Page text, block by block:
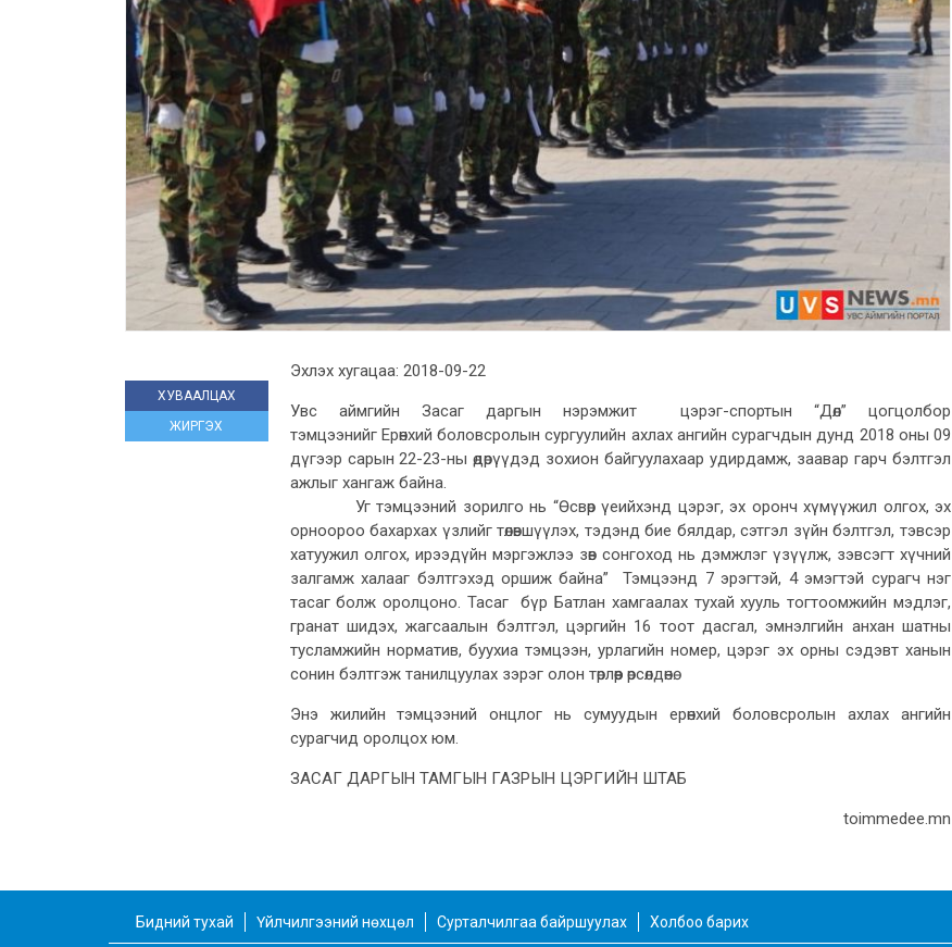
ХУВААЛЦАХ
ЖИРГЭХ
Эхлэх хугацаа: 2018-09-22
Увс аймгийн Засаг даргын нэрэмжит цэрэг-спортын “Дөл” цогцолбор
тэмцээнийг Ерөнхий боловсролын сургуулийн ахлах ангийн сурагчдын дунд 2018 оны 09
дүгээр сарын 22-23-ны өдөрүүдэд зохион байгуулахаар удирдамж, заавар гарч бэлтгэл
ажлыг хангаж байна.
Уг тэмцээний зорилго нь “Өсвөр үеийхэнд цэрэг, эх оронч хүмүүжил олгох, эх
орноороо бахархах үзлийг төлөвшүүлэх, тэдэнд бие бялдар, сэтгэл зүйн бэлтгэл, тэвсэр
хатуужил олгох, ирээдүйн мэргэжлээ зөв сонгоход нь дэмжлэг үзүүлж, зэвсэгт хүчний
залгамж халааг бэлтгэхэд оршиж байна” Тэмцээнд 7 эрэгтэй, 4 эмэгтэй сурагч нэг
тасаг болж оролцоно. Тасаг бүр Батлан хамгаалах тухай хууль тогтоомжийн мэдлэг,
гранат шидэх, жагсаалын бэлтгэл, цэргийн 16 тоот дасгал, эмнэлгийн анхан шатны
тусламжийн норматив, буухиа тэмцээн, урлагийн номер, цэрэг эх орны сэдэвт ханын
сонин бэлтгэж танилцуулах зэрэг олон төрлөөр өрсөлдөнө.
Энэ жилийн тэмцээний онцлог нь сумуудын ерөнхий боловсролын ахлах ангийн
сурагчид оролцох юм.
ЗАСАГ ДАРГЫН ТАМГЫН ГАЗРЫН ЦЭРГИЙН ШТАБ
toimmedee.mn
Бидний тухай Үйлчилгээний нөхцөл Сурталчилгаа байршуулах Холбоо барих